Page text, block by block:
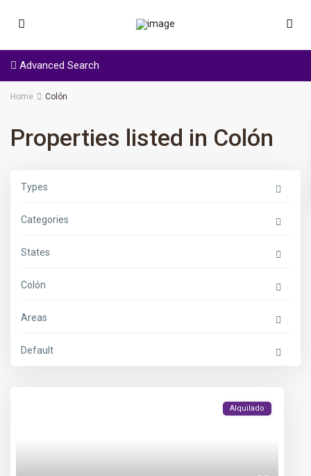
Advanced Search
Home Colón
Properties listed in Colón
Types
Categories
States
Colón
Areas
Default
Alquilado